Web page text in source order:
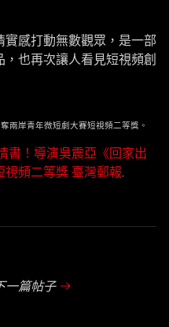
實感打動無數觀眾，是一部
，也再次讓人看見短視頻創
兩岸青年微短劇大賽短視頻二等獎。
書！導演吳震亞《回家出
視頻二等獎 臺灣郵報.
一篇帖子